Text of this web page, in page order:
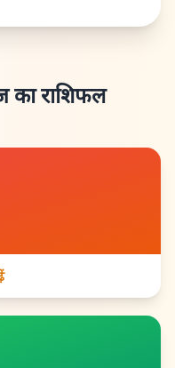
का राशिफल